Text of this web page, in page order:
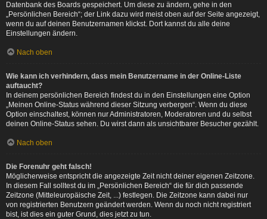
Datenbank des Boards gespeichert. Um diese zu ändern, gehe in den
„Persönlichen Bereich“; der Link dazu wird meist oben auf der Seite angezeigt,
wenn du auf deinen Benutzernamen klickst. Dort kannst du alle deine
Einstellungen ändern.
Nach oben
Wie kann ich verhindern, dass mein Benutzername in der Online-Liste
auftaucht?
In deinem persönlichen Bereich findest du in den Einstellungen eine Option
„Meinen Online-Status während dieser Sitzung verbergen“. Wenn du diese
Option einschaltest, können nur Administratoren, Moderatoren und du selbst
deinen Online-Status sehen. Du wirst dann als unsichtbarer Besucher gezählt.
Nach oben
Die Forenuhr geht falsch!
Möglicherweise entspricht die angezeigte Zeit nicht deiner eigenen Zeitzone.
In diesem Fall solltest du im „Persönlichen Bereich“ die für dich passende
Zeitzone (Mitteleuropäische Zeit, ...) festlegen. Die Zeitzone kann dabei nur
von registrierten Benutzern geändert werden. Wenn du noch nicht registriert
bist, ist dies ein guter Grund, dies jetzt zu tun.